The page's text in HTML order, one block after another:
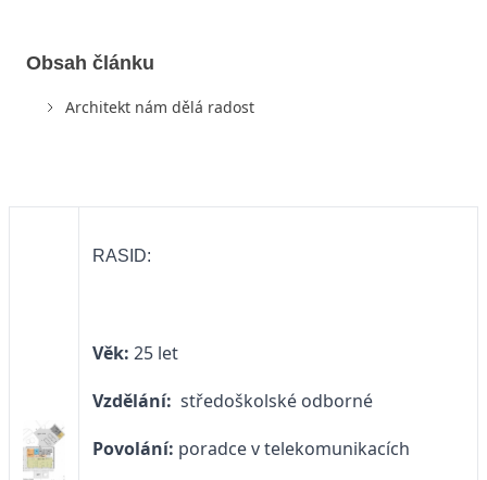
Obsah článku
Architekt nám dělá radost
RASID:
Věk: 25 let
Vzdělání: středoškolské odborné
Povolání: poradce v telekomunikacích